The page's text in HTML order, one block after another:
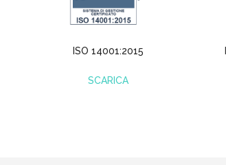
ISO 14001:2015
SCARICA